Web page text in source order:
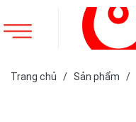
Trang chủ / Sản phẩm /